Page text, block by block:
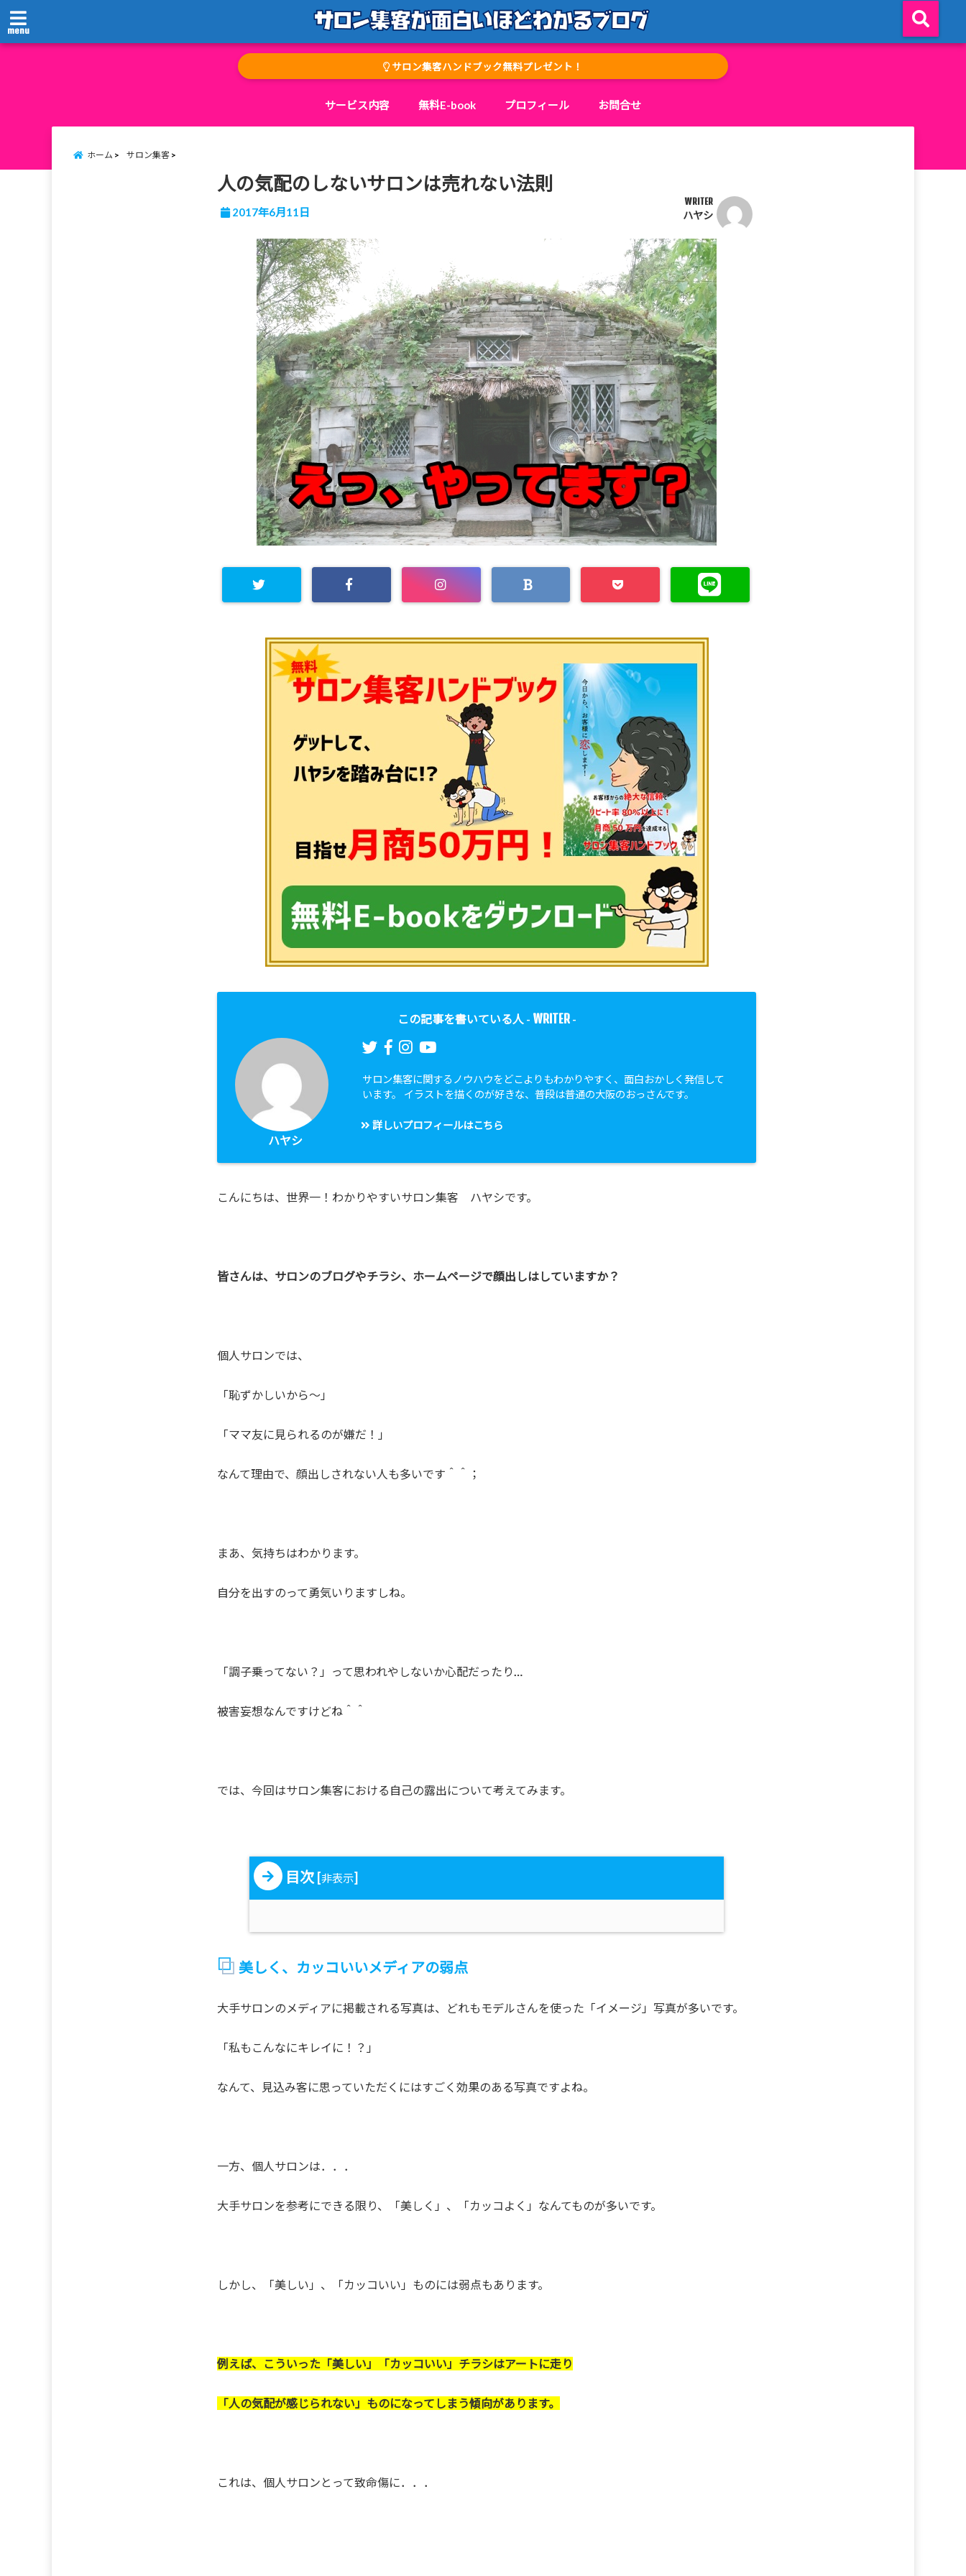
menu
サロン集客ハンドブック無料プレゼント！
サービス内容 無料E-book プロフィール お問合せ
ホーム サロン集客
人の気配のしないサロンは売れない法則
2017年6月11日
WRITER
ハヤシ
この記事を書いている人 - WRITER-
ハヤシ
サロン集客に関するノウハウをどこよりもわかりやすく、面白おかしく発信して
います。 イラストを描くのが好きな、普段は普通の大阪のおっさんです。
詳しいプロフィールはこちら
こんにちは、世界一！わかりやすいサロン集客 ハヤシです。
皆さんは、サロンのブログやチラシ、ホームページで顔出しはしていますか？
個人サロンでは、
「恥ずかしいから～」
「ママ友に見られるのが嫌だ！」
なんて理由で、顔出しされない人も多いです＾＾；
まあ、気持ちはわかります。
自分を出すのって勇気いりますしね。
「調子乗ってない？」って思われやしないか心配だったり…
被害妄想なんですけどね＾＾
では、今回はサロン集客における自己の露出について考えてみます。
目次 [非表示]
美しく、カッコいいメディアの弱点
大手サロンのメディアに掲載される写真は、どれもモデルさんを使った「イメージ」写真が多いです。
「私もこんなにキレイに！？」
なんて、見込み客に思っていただくにはすごく効果のある写真ですよね。
一方、個人サロンは．．．
大手サロンを参考にできる限り、「美しく」、「カッコよく」なんてものが多いです。
しかし、「美しい」、「カッコいい」ものには弱点もあります。
例えば、こういった「美しい」「カッコいい」チラシはアートに走り
「人の気配が感じられない」ものになってしまう傾向があります。
これは、個人サロンとって致命傷に．．．